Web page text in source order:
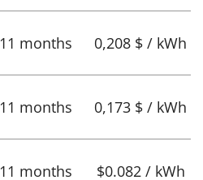
11 months 0,208 $ / kWh
11 months 0,173 $ / kWh
11 months $0.082 / kWh